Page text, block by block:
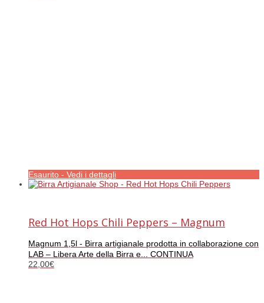
Esaurito - Vedi i dettagli
Red Hot Hops Chili Peppers – Magnum
Magnum 1,5l - Birra artigianale prodotta in collaborazione con
LAB – Libera Arte della Birra e... CONTINUA
22,00€